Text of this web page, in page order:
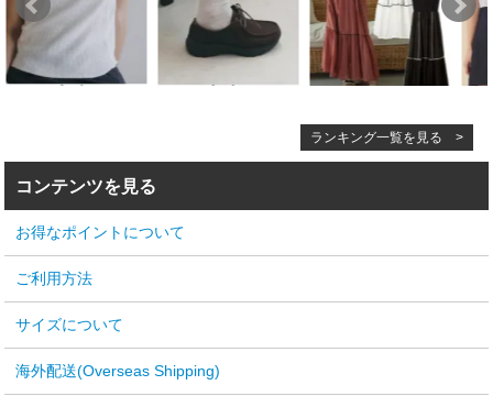
ランキング一覧を見る >
コンテンツを見る
お得なポイントについて
ご利用方法
サイズについて
海外配送(Overseas Shipping)